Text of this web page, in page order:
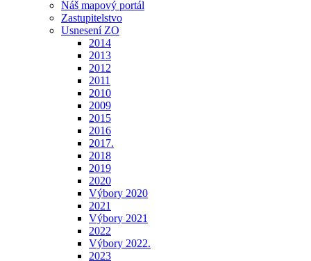
Náš mapový portál
Zastupitelstvo
Usnesení ZO
2014
2013
2012
2011
2010
2009
2015
2016
2017.
2018
2019
2020
Výbory 2020
2021
Výbory 2021
2022
Výbory 2022.
2023